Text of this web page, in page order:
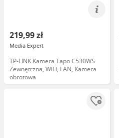
219,99 zł
Media Expert
TP-LINK Kamera Tapo C530WS
Zewnętrzna, WiFi, LAN, Kamera
obrotowa